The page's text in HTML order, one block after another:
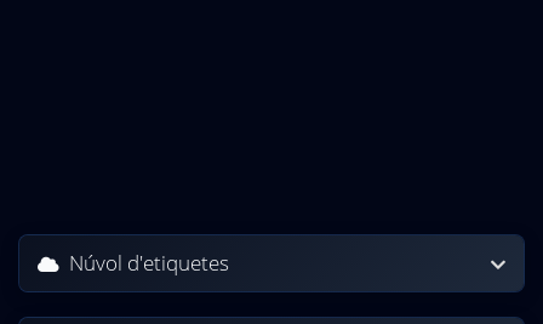
Núvol d'etiquetes